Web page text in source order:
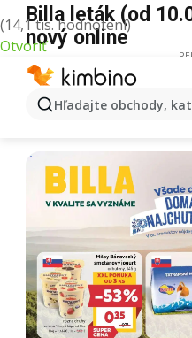
(14,1 tis. hodnotení)
Otvoriť
Hľadajte obchody,
Billa leták (od
nový online